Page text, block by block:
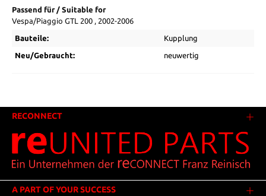
Passend für / Suitable for
Vespa/Piaggio GTL 200 , 2002-2006
Bauteile: Kupplung
Neu/Gebraucht: neuwertig
RECONNECT
A PART OF YOUR SUCCESS